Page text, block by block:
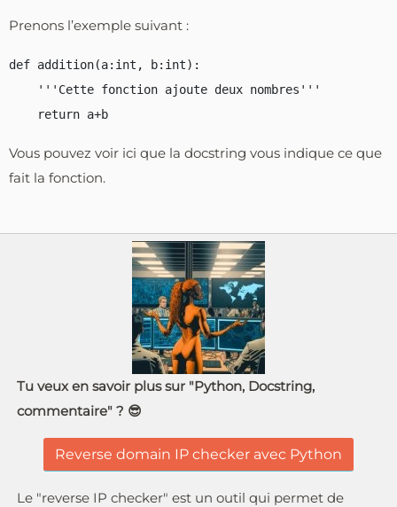
Prenons l’exemple suivant :
def addition(a:int, b:int):
    '''Cette fonction ajoute deux nombres'''
Vous pouvez voir ici que la docstring vous indique ce que
fait la fonction.
Tu veux en savoir plus sur "Python, Docstring,
commentaire" ? 😎
Reverse domain IP checker avec Python
Le "reverse IP checker" est un outil qui permet de